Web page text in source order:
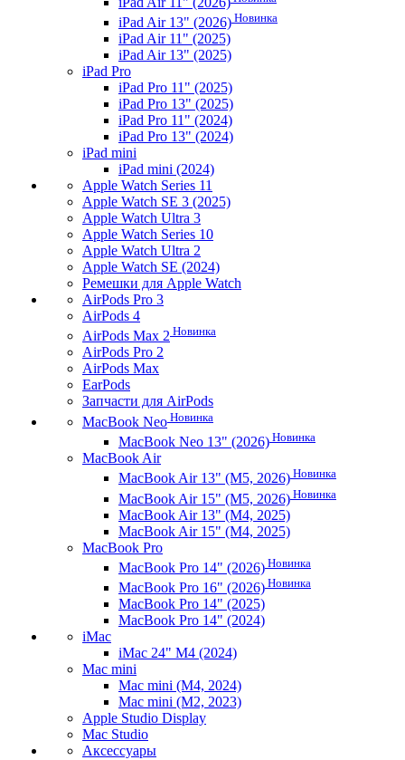
iPad Air 13" (2026) Новинка
iPad Air 11" (2025)
iPad Air 13" (2025)
iPad Pro
iPad Pro 11" (2025)
iPad Pro 13" (2025)
iPad Pro 11" (2024)
iPad Pro 13" (2024)
iPad mini
iPad mini (2024)
Apple Watch Series 11
Apple Watch SE 3 (2025)
Apple Watch Ultra 3
Apple Watch Series 10
Apple Watch Ultra 2
Apple Watch SE (2024)
Ремешки для Apple Watch
AirPods Pro 3
AirPods 4
AirPods Max 2 Новинка
AirPods Pro 2
AirPods Max
EarPods
Запчасти для AirPods
MacBook Neo Новинка
MacBook Neo 13" (2026) Новинка
MacBook Air
MacBook Air 13" (M5, 2026) Новинка
MacBook Air 15" (M5, 2026) Новинка
MacBook Air 13" (M4, 2025)
MacBook Air 15" (M4, 2025)
MacBook Pro
MacBook Pro 14" (2026) Новинка
MacBook Pro 16" (2026) Новинка
MacBook Pro 14" (2025)
MacBook Pro 14" (2024)
iMac
iMac 24" M4 (2024)
Mac mini
Mac mini (M4, 2024)
Mac mini (M2, 2023)
Apple Studio Display
Mac Studio
Аксессуары